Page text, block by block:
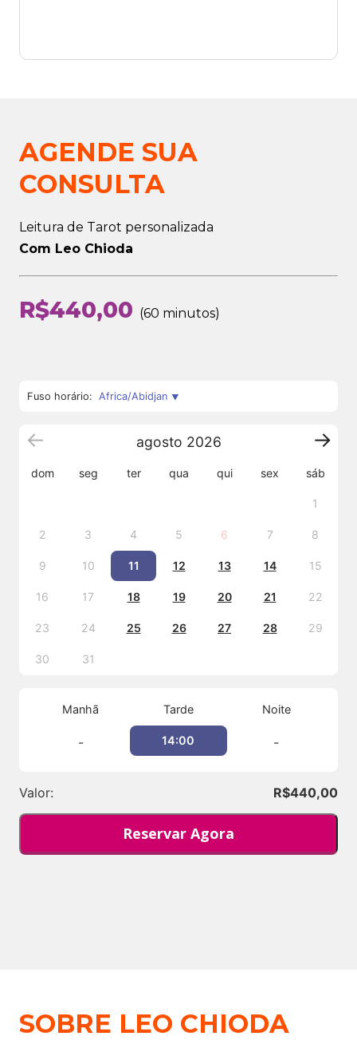
AGENDE SUA
CONSULTA
Leitura de Tarot personalizada
Com Leo Chioda
R$440,00 60 minutos
Fuso horário: Africa/Abidjan
agosto 2026
dom seg ter qua qui sex sáb
1
2 3 4 5 6 7 8
9 10 11 12 13 14 15
16 17 18 19 20 21 22
23 24 25 26 27 28 29
30 31
Manhã
-
Tarde
14:00
Noite
-
Valor: R$440,00
Reservar Agora
SOBRE LEO CHIODA